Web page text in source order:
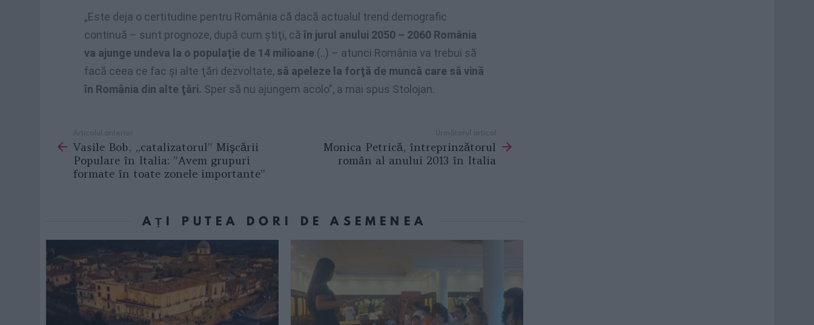
„Este deja o certitudine pentru România că dacă actualul trend demografic
continuă – sunt prognoze, după cum ştiţi, că în jurul anului 2050 – 2060 România
va ajunge undeva la o populaţie de 14 milioane (..) – atunci România va trebui să
facă ceea ce fac şi alte ţări dezvoltate, să apeleze la forţă de muncă care să vină
în România din alte ţări. Sper să nu ajungem acolo”, a mai spus Stolojan.
more
Articolul anterior
Vasile Bob, „catalizatorul” Mişcării
Populare în Italia: ”Avem grupuri
formate în toate zonele importante”
Următorul articol
Monica Petrică, întreprinzătorul
român al anului 2013 în Italia
AȚI PUTEA DORI DE ASEMENEA